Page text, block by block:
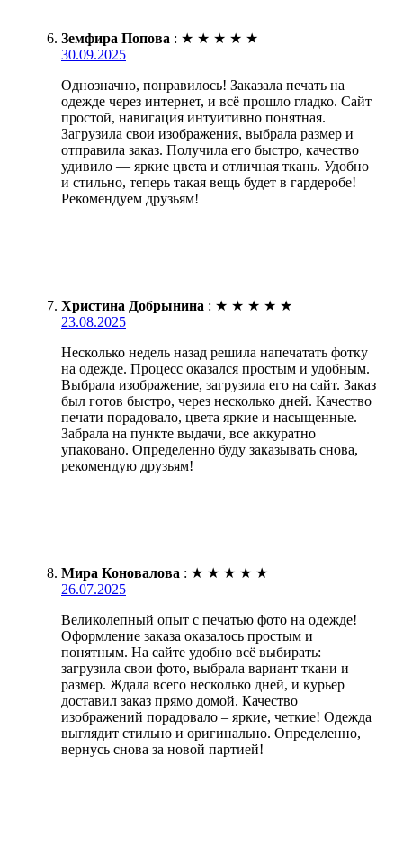
Земфира Попова : ★ ★ ★ ★ ★
30.09.2025
Однозначно, понравилось! Заказала печать на
одежде через интернет, и всё прошло гладко. Сайт
простой, навигация интуитивно понятная.
Загрузила свои изображения, выбрала размер и
отправила заказ. Получила его быстро, качество
удивило — яркие цвета и отличная ткань. Удобно
и стильно, теперь такая вещь будет в гардеробе!
Рекомендуем друзьям!
Христина Добрынина : ★ ★ ★ ★ ★
23.08.2025
Несколько недель назад решила напечатать фотку
на одежде. Процесс оказался простым и удобным.
Выбрала изображение, загрузила его на сайт. Заказ
был готов быстро, через несколько дней. Качество
печати порадовало, цвета яркие и насыщенные.
Забрала на пункте выдачи, все аккуратно
упаковано. Определенно буду заказывать снова,
рекомендую друзьям!
Мира Коновалова : ★ ★ ★ ★ ★
26.07.2025
Великолепный опыт с печатью фото на одежде!
Оформление заказа оказалось простым и
понятным. На сайте удобно всё выбирать:
загрузила свои фото, выбрала вариант ткани и
размер. Ждала всего несколько дней, и курьер
доставил заказ прямо домой. Качество
изображений порадовало – яркие, четкие! Одежда
выглядит стильно и оригинально. Определенно,
вернусь снова за новой партией!